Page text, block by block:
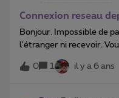
Connexion reseau
Bonjour. Impossible de
l'étranger ni recevoir.
0 1 il y a 6 ans